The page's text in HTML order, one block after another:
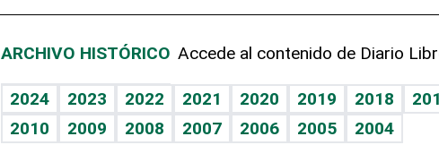
ARCHIVO HISTÓRICO Accede al contenido de Diario
2024 2023 2022 2021 2020 2019 2018
2010
2009 2008 2007 2006 2005 2004